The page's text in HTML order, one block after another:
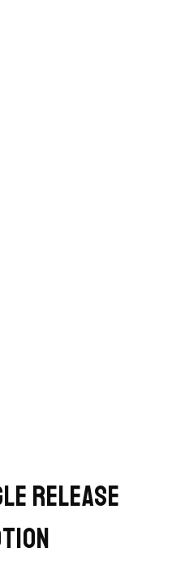
RELEASE